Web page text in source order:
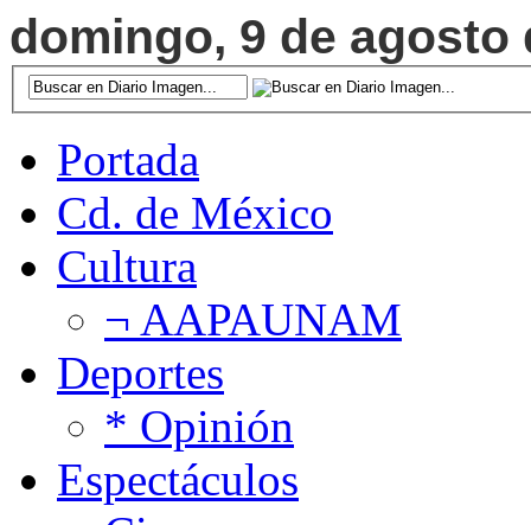
domingo, 9 de agosto
Portada
Cd. de México
Cultura
¬ AAPAUNAM
Deportes
* Opinión
Espectáculos